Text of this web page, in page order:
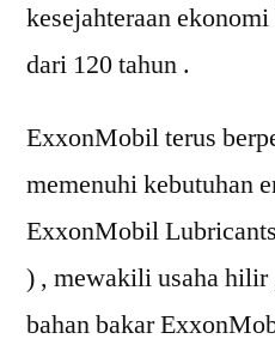
kesejahteraan
dari 120 tahun .
ExxonMobil terus
memenuhi kebutuhan
ExxonMobil
) , mewakili usaha hilir
bahan bakar